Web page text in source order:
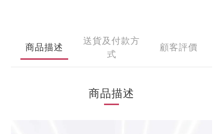
商品描述
送貨及付款方
式
顧客評價
商品描述